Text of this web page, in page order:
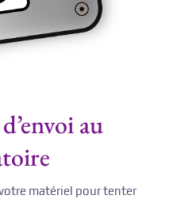
au
matériel pour tenter